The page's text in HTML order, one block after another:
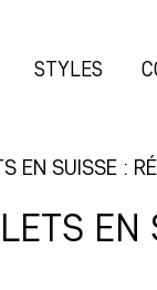
STYLES
EN SUISSE :
EN